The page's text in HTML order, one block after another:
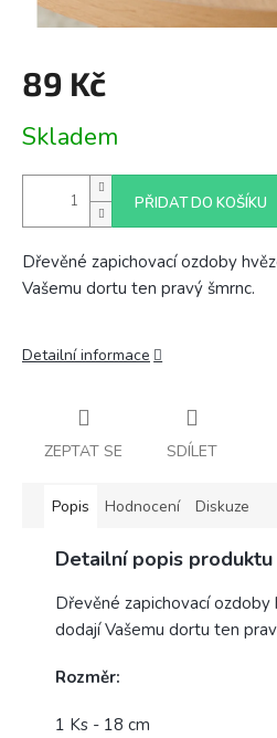
89 Kč
cena:
Skladem
PŘIDAT DO KOŠÍKU
Dřevěné zapichovací ozdoby
Vašemu dortu ten pravý šmrnc.
Detailní informace
ZEPTAT SE SDÍLET
Popis Hodnocení Diskuze
Detailní popis produktu
Dřevěné zapichovací ozdoby
dodají Vašemu dortu ten
Rozměr:
1 Ks - 18 cm